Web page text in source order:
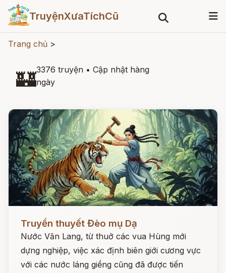
TruyệnXưaTíchCũ
Trang chủ >
🏰3376 truyện • Cập nhật hàng
ngày
Đọc ngay
Truyền thuyết Đèo mụ Dạ
Nước Văn Lang, từ thuở các vua Hùng mới
dựng nghiệp, việc xác định biên giới cương vực
với các nước láng giềng cũng đã được tiến